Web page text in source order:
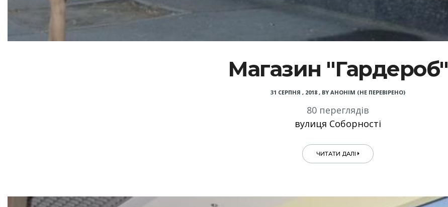
Магазин "Гардероб"
31 СЕРПНЯ , 2018 , BY АНОНІМ (НЕ ПЕРЕВІРЕНО)
80 переглядів
вулиця Соборності
ЧИТАТИ ДАЛІ